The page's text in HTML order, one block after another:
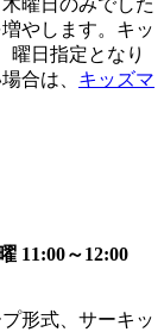
やします。キッ
曜日指定となり
合は、 キッズマ
11:00～12:00
形式、サーキッ